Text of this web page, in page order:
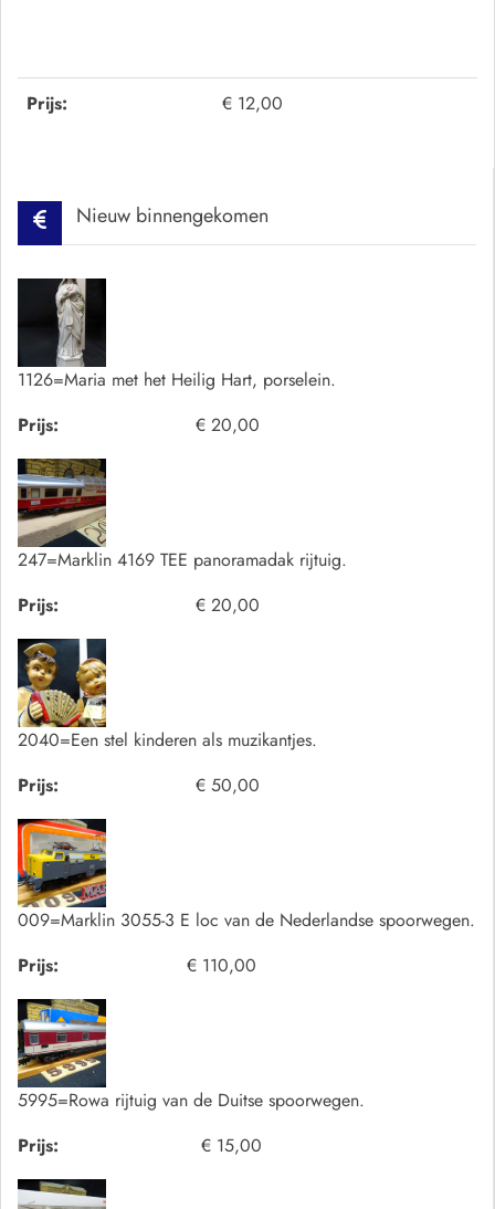
Prijs: € 12,00
Nieuw binnengekomen
1126=Maria met het Heilig Hart, porselein.
Prijs:
€ 20,00
247=Marklin 4169 TEE panoramadak rijtuig.
Prijs:
€ 20,00
2040=Een stel kinderen als muzikantjes.
Prijs:
€ 50,00
009=Marklin 3055-3 E loc van de Nederlandse spoorwegen.
Prijs:
€ 110,00
5995=Rowa rijtuig van de Duitse spoorwegen.
Prijs:
€ 15,00